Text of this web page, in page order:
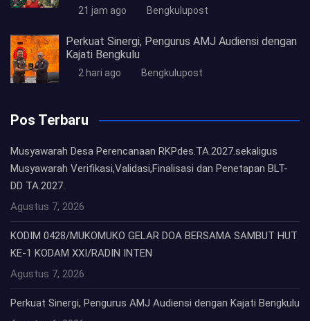
21 jam ago Bengkulupost
Perkuat Sinergi, Pengurus AMJ Audiensi dengan
Kajati Bengkulu
2 hari ago Bengkulupost
Pos Terbaru
Musyawarah Desa Perencanaan RKPdes.TA.2027.sekaligus
Musyawarah Verifikasi,Validasi,Finalisasi dan Penetapan BLT-
DD TA.2027.
Agustus 7, 2026
KODIM 0428/MUKOMUKO GELAR DOA BERSAMA SAMBUT HUT
KE-1 KODAM XXI/RADIN INTEN
Agustus 7, 2026
Perkuat Sinergi, Pengurus AMJ Audiensi dengan Kajati Bengkulu